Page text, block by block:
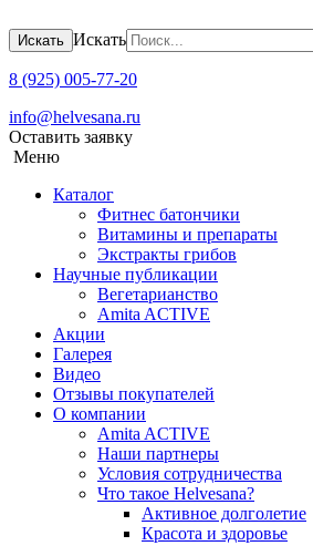
Искать Искать
8 (925) 005-77-20
info@helvesana.ru
Оставить заявку
Меню
Каталог
Фитнес батончики
Витамины и препараты
Экстракты грибов
Научные публикации
Вегетарианство
Amita ACTIVE
Акции
Галерея
Видео
Отзывы покупателей
О компании
Amita ACTIVЕ
Наши партнеры
Условия сотрудничества
Что такое Helvesana?
Активное долголетие
Красота и здоровье